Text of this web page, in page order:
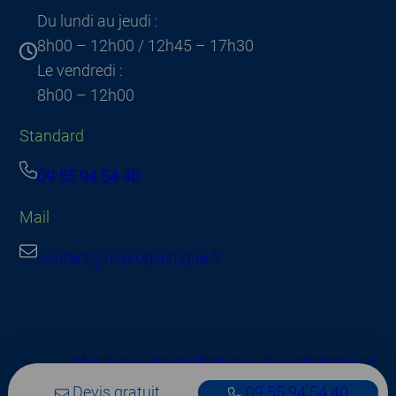
Du lundi au jeudi :
8h00 – 12h00 / 12h45 – 17h30
Le vendredi :
8h00 – 12h00
Standard
09 55 94 54 40
Mail
contact@macoplastique.fr
Mentions LégalesPolitique de confidentialité